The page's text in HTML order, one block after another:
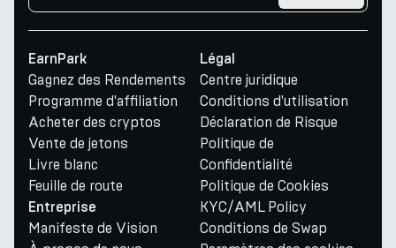
EarnPark
Gagnez des Rendements
Programme d'affiliation
Acheter des cryptos
Vente de jetons
Livre blanc
Feuille de route
Entreprise
Manifeste de Vision
Légal
Centre juridique
Conditions d'utilisation
Déclaration de Risque
Politique de
Confidentialité
Politique de Cookies
KYC/AML Policy
Conditions de Swap